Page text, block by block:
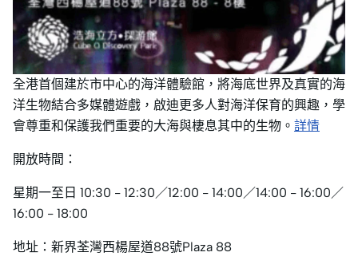
全港首個建於市中心的海洋體驗館，將海底世界及真實的海
洋生物結合多媒體遊戲，啟迪更多人對海洋保育的興趣，學
會尊重和保護我們重要的大海與棲息其中的生物。 詳情
開放時間：
星期一至日 10:30 - 12:30／12:00 - 14:00／14:00 - 16:00／
16:00 - 18:00
地址：新界荃灣西楊屋道88號Plaza 88